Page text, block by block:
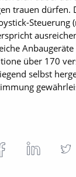
trauen dürfen.
Steuerung
über 170
selbst